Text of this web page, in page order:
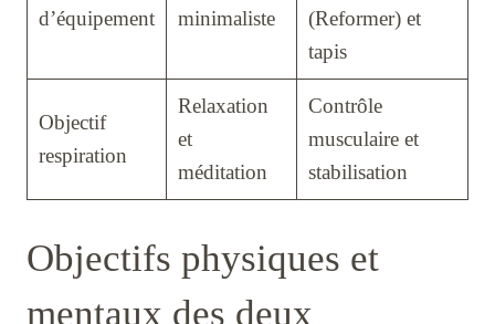
d’équipement
minimaliste
(Reformer) et
tapis
Objectif
respiration
Relaxation
et
méditation
Contrôle
musculaire et
stabilisation
Objectifs physiques et
mentaux des deux